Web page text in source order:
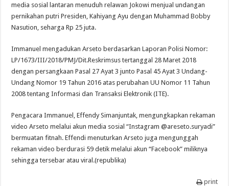
media sosial lantaran menuduh relawan Jokowi menjual undangan
pernikahan putri Presiden, Kahiyang Ayu dengan Muhammad Bobby
Nasution, seharga Rp 25 juta.
Immanuel mengadukan Arseto berdasarkan Laporan Polisi Nomor:
LP/1673/III/2018/PMJ/Dit.Reskrimsus tertanggal 28 Maret 2018
dengan persangkaan Pasal 27 Ayat 3 junto Pasal 45 Ayat 3 Undang-
Undang Nomor 19 Tahun 2016 atas perubahan UU Nomor 11 Tahun
2008 tentang Informasi dan Transaksi Elektronik (ITE).
Pengacara Immanuel, Effendy Simanjuntak, mengungkapkan rekaman
video Arseto melalui akun media sosial “Instagram @areseto.suryadi”
bermuatan fitnah. Effendi menuturkan Arseto juga mengunggah
rekaman video berdurasi 59 detik melalui akun “Facebook” miliknya
sehingga tersebar atau viral.(republika)
print